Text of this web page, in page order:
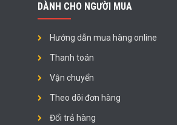
DÀNH CHO NGƯỜI MUA
Hướng dẫn mua hàng online
Thanh toán
Vận chuyển
Theo dõi đơn hàng
Đổi trả hàng